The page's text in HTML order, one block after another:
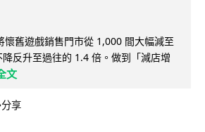
懷舊遊戲銷售門市從 1,000 間大幅減至
反升至過往的 1.4 倍。做到「減店增
文
分享